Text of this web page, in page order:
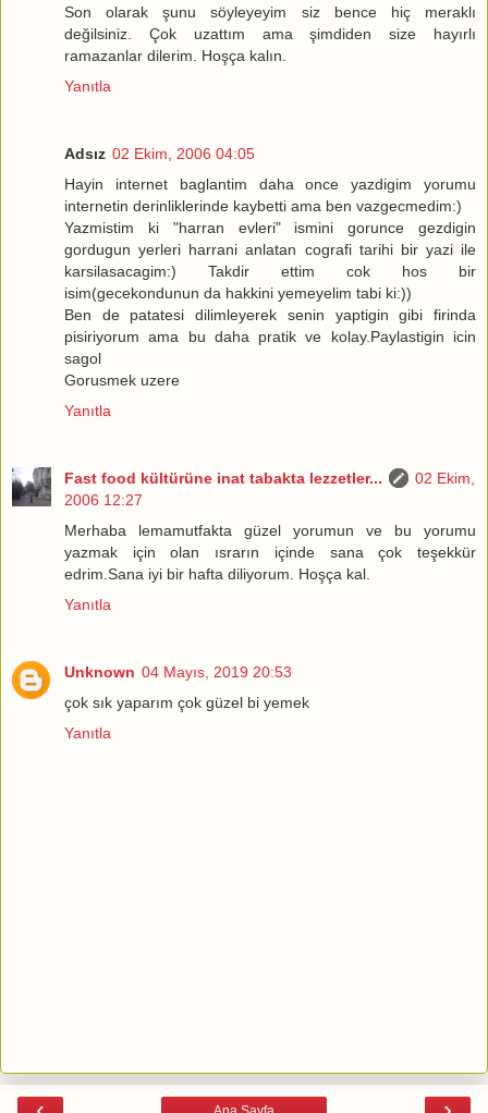
Son olarak şunu söyleyeyim siz bence hiç meraklı
değilsiniz. Çok uzattım ama şimdiden size hayırlı
ramazanlar dilerim. Hoşça kalın.
Yanıtla
Adsız 02 Ekim, 2006 04:05
Hayin internet baglantim daha once yazdigim yorumu
internetin derinliklerinde kaybetti ama ben vazgecmedim:)
Yazmistim ki "harran evleri" ismini gorunce gezdigin
gordugun yerleri harrani anlatan cografi tarihi bir yazi ile
karsilasacagim:) Takdir ettim cok hos bir
isim(gecekondunun da hakkini yemeyelim tabi ki:))
Ben de patatesi dilimleyerek senin yaptigin gibi firinda
pisiriyorum ama bu daha pratik ve kolay.Paylastigin icin
sagol
Gorusmek uzere
Yanıtla
Fast food kültürüne inat tabakta lezzetler...
02 Ekim,
2006 12:27
Merhaba lemamutfakta güzel yorumun ve bu yorumu
yazmak için olan ısrarın içinde sana çok teşekkür
edrim.Sana iyi bir hafta diliyorum. Hoşça kal.
Yanıtla
Unknown 04 Mayıs, 2019 20:53
çok sık yaparım çok güzel bi yemek
Yanıtla